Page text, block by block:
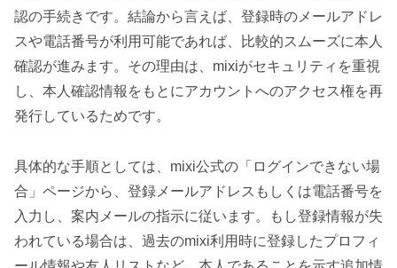
認の手続きです。結論から言えば、登録時のメールアドレ
スや電話番号が利用可能であれば、比較的スムーズに本人
確認が進みます。その理由は、mixiがセキュリティを重視
し、本人確認情報をもとにアカウントへのアクセス権を再
発行しているためです。
具体的な手順としては、mixi公式の「ログインできない場
合」ページから、登録メールアドレスもしくは電話番号を
入力し、案内メールの指示に従います。もし登録情報が失
われている場合は、過去のmixi利用時に登録したプロフィ